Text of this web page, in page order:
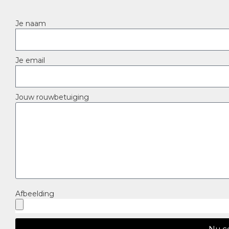
Je naam
Je email
Jouw rouwbetuiging
Afbeelding